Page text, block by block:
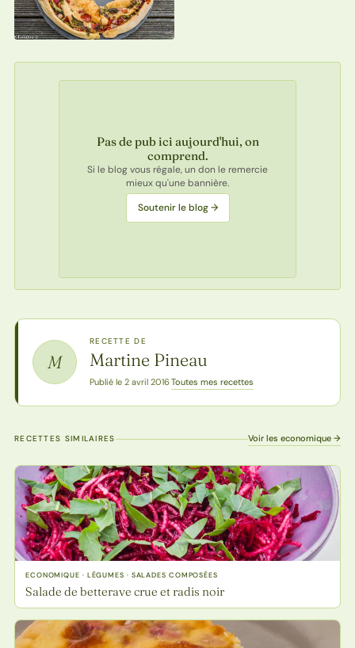
Pas de pub ici aujourd'hui, on
comprend.
Si le blog vous régale, un don le remercie
mieux qu'une bannière.
Soutenir le blog →
M
RECETTE DE
Martine Pineau
Publié le 2 avril 2016·Toutes mes recettes
RECETTES SIMILAIRES Voir les economique →
ECONOMIQUE · LÉGUMES · SALADES COMPOSÉES
Salade de betterave crue et radis noir